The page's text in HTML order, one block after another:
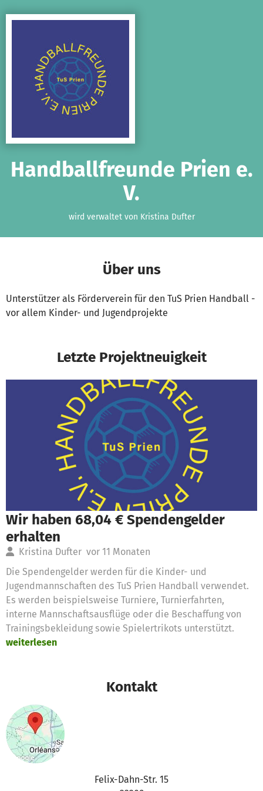
Handballfreunde Prien e.
V.
wird verwaltet von Kristina Dufter
Über uns
Unterstützer als Förderverein für den TuS Prien Handball -
vor allem Kinder- und Jugendprojekte
Letzte Projektneuigkeit
Wir haben 68,04 € Spendengelder
erhalten
Kristina Dufter vor 11 Monaten
Die Spendengelder werden für die Kinder- und
Jugendmannschaften des TuS Prien Handball verwendet.
Es werden beispielsweise Turniere, Turnierfahrten,
interne Mannschaftsausflüge oder die Beschaffung von
Trainingsbekleidung sowie Spielertrikots unterstützt.
weiterlesen
Kontakt
Felix-Dahn-Str. 15